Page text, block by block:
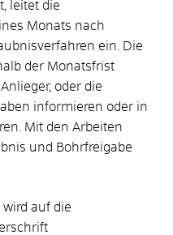
leitet die
Monats nach
ein. Die
der Monatsfrist
oder die
informieren oder in
Mit den Arbeiten
und Bohrfreigabe
auf die